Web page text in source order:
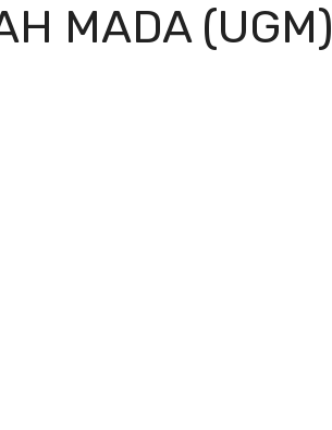
MADA (UGM)